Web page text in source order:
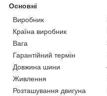
Основні
Виробник
Країна виробник
Вага
Гарантійний термін
Довжина шини
Живлення
Розташування двигуна